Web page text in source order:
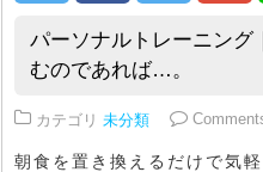
パーソナルトレーニング
むのであれば…。
カテゴリ 未分類
朝食を置き換えるだけで気